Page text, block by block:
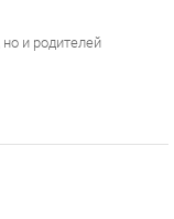
родителей